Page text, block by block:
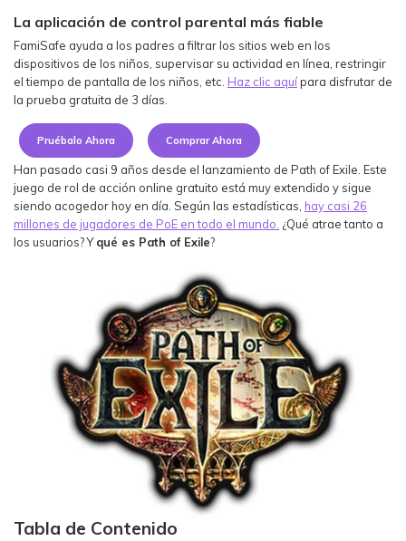
Ver Más >
Guía del Usuario
Ver Más >
search
La aplicación de control parental más fiable
FamiSafe ayuda a los padres a filtrar los sitios web en los
dispositivos de los niños, supervisar su actividad en línea, restringir
el tiempo de pantalla de los niños, etc. Haz clic aquípara disfrutar de
la prueba gratuita de 3 días.
Pruébalo Ahora Comprar Ahora
Han pasado casi 9 años desde el lanzamiento de Path of Exile. Este
juego de rol de acción online gratuito está muy extendido y sigue
siendo acogedor hoy en día. Según las estadísticas, hay casi 26
millones de jugadores de PoE en todo el mundo. ¿Qué atrae tanto a
los usuarios? Y qué es Path of Exile?
Tabla de Contenido